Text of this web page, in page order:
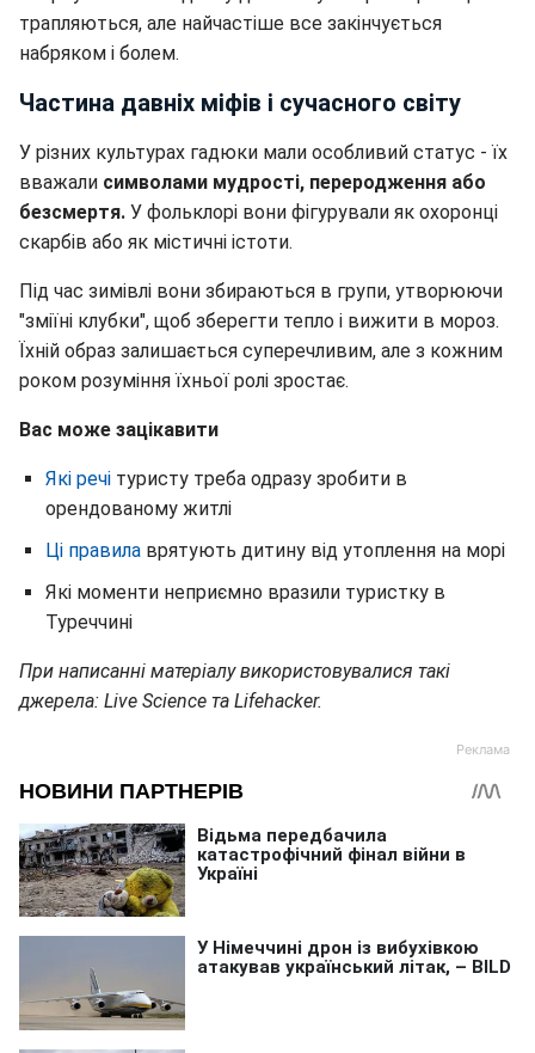
трапляються, але найчастіше все закінчується
набряком і болем.
Частина давніх міфів і сучасного світу
У різних культурах гадюки мали особливий статус - їх
вважали символами мудрості, переродження або
безсмертя. У фольклорі вони фігурували як охоронці
скарбів або як містичні істоти.
Під час зимівлі вони збираються в групи, утворюючи
"зміїні клубки", щоб зберегти тепло і вижити в мороз.
Їхній образ залишається суперечливим, але з кожним
роком розуміння їхньої ролі зростає.
Вас може зацікавити
Які речі туристу треба одразу зробити в
орендованому житлі
Ці правила врятують дитину від утоплення на морі
Які моменти неприємно вразили туристку в
Туреччині
При написанні матеріалу використовувалися такі
джерела: Live Science та Lifehacker.